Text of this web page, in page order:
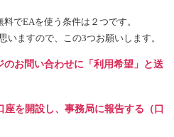
でEAを使う条件は２つです。
いますので、この3つお願いします。
お問い合わせに「利用希望」と送
を開設し、事務局に報告する（口